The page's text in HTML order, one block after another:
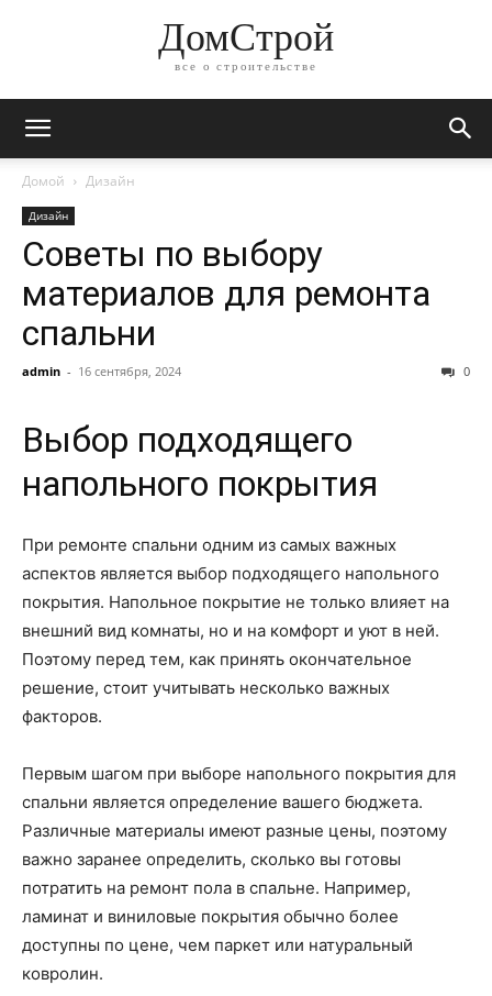
ДомСтрой
все о строительстве
Домой Дизайн
Дизайн
Советы по выбору
материалов для ремонта
спальни
admin - 16 сентября, 2024 0
Выбор подходящего
напольного покрытия
При ремонте спальни одним из самых важных
аспектов является выбор подходящего напольного
покрытия. Напольное покрытие не только влияет на
внешний вид комнаты, но и на комфорт и уют в ней.
Поэтому перед тем, как принять окончательное
решение, стоит учитывать несколько важных
факторов.
Первым шагом при выборе напольного покрытия для
спальни является определение вашего бюджета.
Различные материалы имеют разные цены, поэтому
важно заранее определить, сколько вы готовы
потратить на ремонт пола в спальне. Например,
ламинат и виниловые покрытия обычно более
доступны по цене, чем паркет или натуральный
ковролин.